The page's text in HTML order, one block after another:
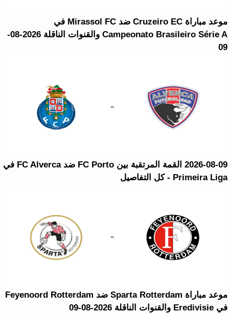
موعد مباراة Cruzeiro EC ضد Mirassol FC في
Campeonato Brasileiro Série A والقنوات الناقلة 2026-08-
09
2026-08-09 القمة المرتقبة بين FC Porto ضد FC Alverca في
Primeira Liga - كل التفاصيل
موعد مباراة Sparta Rotterdam ضد Feyenoord Rotterdam
في Eredivisie والقنوات الناقلة 2026-08-09